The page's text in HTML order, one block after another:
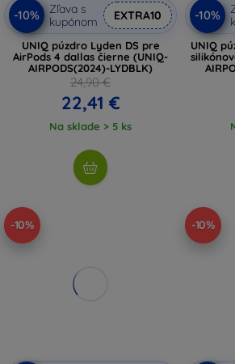
-10%
Zľava s
kupónom
EXTRA10
UNIQ púzdro Lyden DS pre
AirPods 4 dallas čierne (UNIQ-
AIRPODS(2024)-LYDBLK)
24,90 €
22,41 €
Na sklade > 5 ks
-10%
UNIQ
-10% -10%